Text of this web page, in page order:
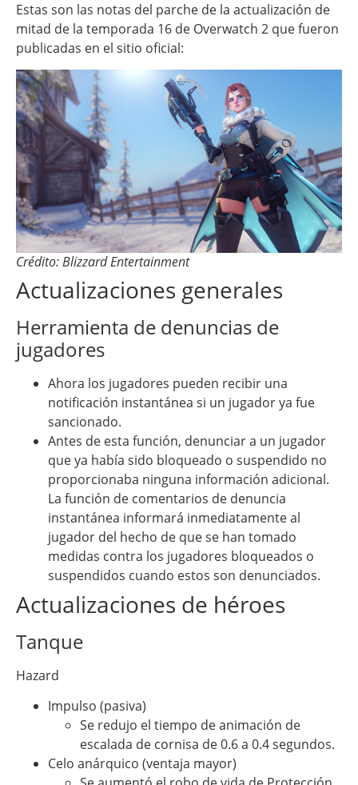
Estas son las notas del parche de la actualización de
mitad de la temporada 16 de Overwatch 2 que fueron
publicadas en el sitio oficial:
Crédito: Blizzard Entertainment
Actualizaciones generales
Herramienta de denuncias de
jugadores
Ahora los jugadores pueden recibir una
notificación instantánea si un jugador ya fue
sancionado.
Antes de esta función, denunciar a un jugador
que ya había sido bloqueado o suspendido no
proporcionaba ninguna información adicional.
La función de comentarios de denuncia
instantánea informará inmediatamente al
jugador del hecho de que se han tomado
medidas contra los jugadores bloqueados o
suspendidos cuando estos son denunciados.
Actualizaciones de héroes
Tanque
Hazard
Impulso (pasiva)
Se redujo el tiempo de animación de
escalada de cornisa de 0.6 a 0.4 segundos.
Celo anárquico (ventaja mayor)